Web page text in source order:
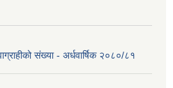
संख्या - अर्धवार्षिक २०८०/८१